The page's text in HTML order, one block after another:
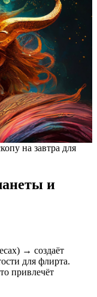
на завтра для
и
→ создаёт
для флирта.
привлечёт